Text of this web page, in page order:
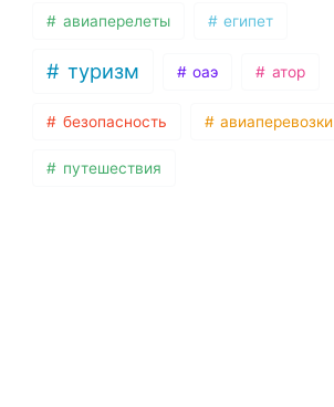
авиаперелеты египет
туризм оаэ атор
безопасность авиаперевозки
путешествия